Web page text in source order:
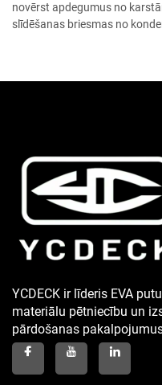
novērst apdegumus no
slīdēšanas briesmas no
YCDECK ir līderis EVA
materiālu pētniecību un
pārdošanas